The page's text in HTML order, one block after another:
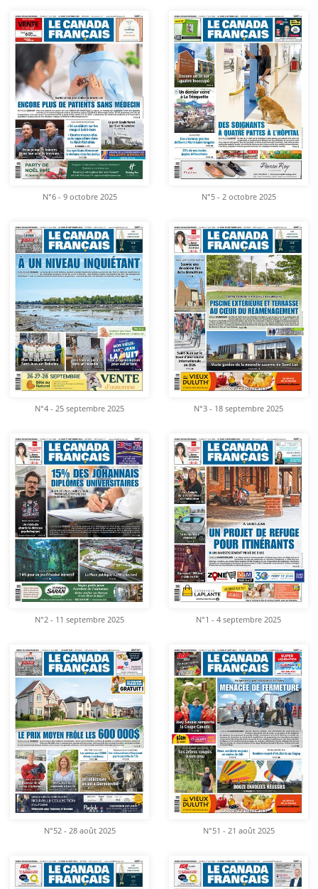
N°6 - 9 octobre 2025 N°5 - 2 octobre 2025
N°4 - 25 septembre 2025 N°3 - 18 septembre 2025
N°2 - 11 septembre 2025 N°1 - 4 septembre 2025
N°52 - 28 août 2025 N°51 - 21 août 2025